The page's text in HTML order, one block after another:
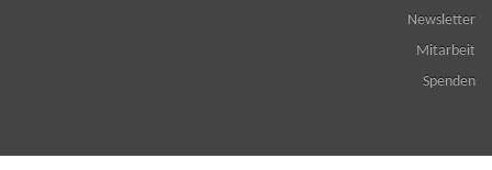
Newsletter
Mitarbeit
Spenden